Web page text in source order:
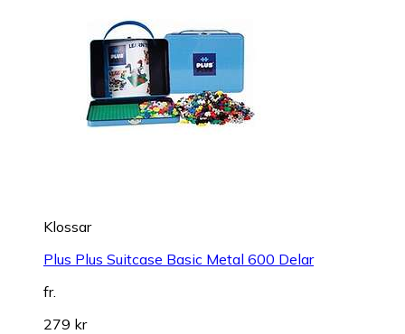
Klossar
Plus Plus Suitcase Basic Metal 600 Delar
fr.
279 kr